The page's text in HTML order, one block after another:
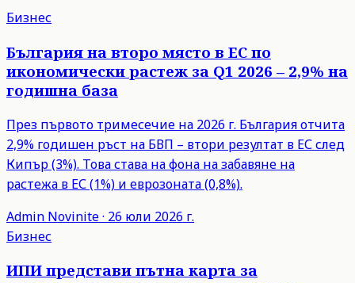
Бизнес
България на второ място в ЕС по
икономически растеж за Q1 2026 – 2,9% на
годишна база
През първото тримесечие на 2026 г. България отчита
2,9% годишен ръст на БВП – втори резултат в ЕС след
Кипър (3%). Това става на фона на забавяне на
растежа в ЕС (1%) и еврозоната (0,8%).
Admin Novinite· 26 юли 2026 г.
Бизнес
ИПИ представи пътна карта за